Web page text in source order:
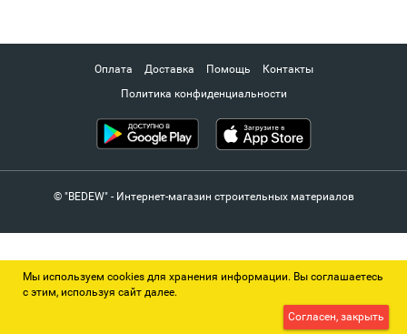
Оплата Доставка Помощь
Контакты
Политика конфиденциальности
© "BEDEW" - Интернет-магазин строительных материалов
Мы используем cookies для хранения информации. Вы соглашаетесь
с этим, используя сайт далее.
Согласен, закрыть